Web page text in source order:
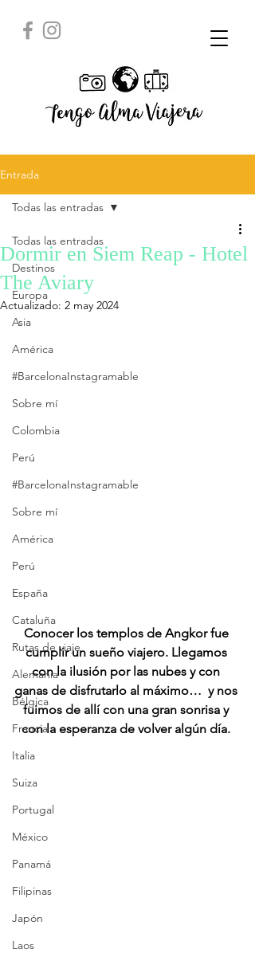
Entrada
Todas las entradas
Destinos
Europa
Asia
América
#BarcelonaInstagramable
Sobre mí
Colombia
Perú
#BarcelonaInstagramable
Sobre mí
América
Perú
España
Cataluña
Rutas de viaje
Alemania
Bélgica
Francia
Italia
Suiza
Portugal
México
Panamá
Filipinas
Japón
Laos
Todas las entradas
Dormir en Siem Reap - Hotel
The Aviary
Actualizado: 2 may 2024
Conocer los templos de Angkor fue
cumplir un sueño viajero. Llegamos
con la ilusión por las nubes y con
ganas de disfrutarlo al máximo…  y nos
fuimos de allí con una gran sonrisa y
con la esperanza de volver algún día.